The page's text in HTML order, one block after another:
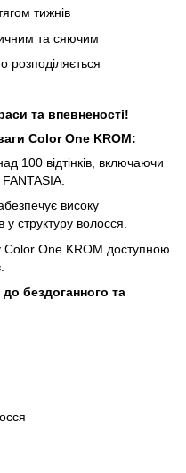
тижнів
та сяючим
розподіляється
та впевненості!
Color One KROM:
100 відтінків, включаючи
FANTASIA.
високу
у структуру волосся.
Color One KROM доступною
бездоганного та